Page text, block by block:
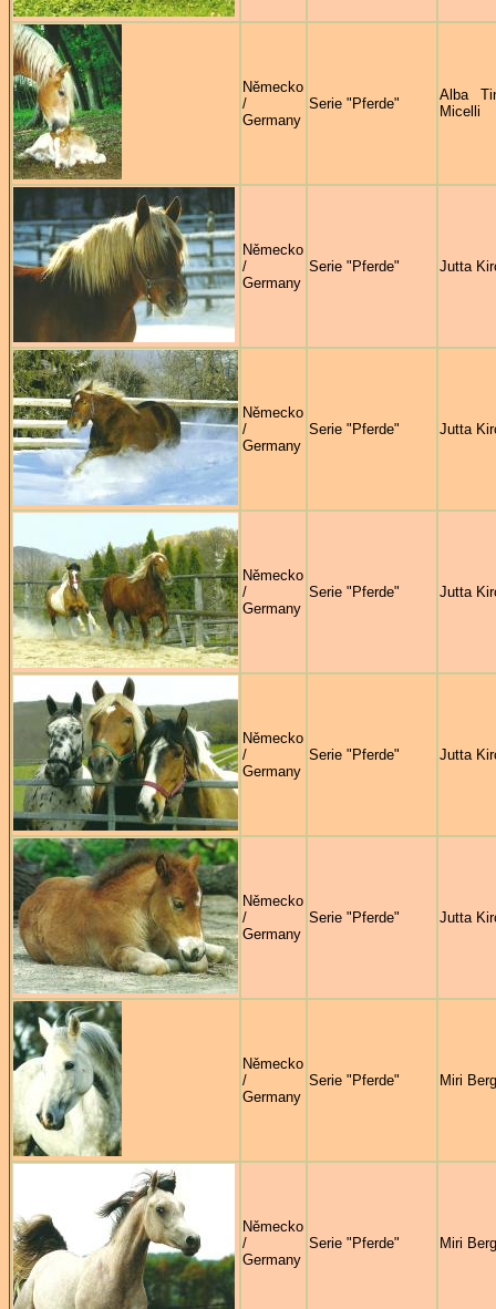
Německo
/
Germany
Serie "Pferde"
Alba
Micelli
Německo
/
Germany
Serie "Pferde" Jutta
Německo
/
Germany
Serie "Pferde" Jutta
Německo
/
Germany
Serie "Pferde" Jutta
Německo
/
Germany
Serie "Pferde" Jutta
Německo
/
Germany
Serie "Pferde" Jutta
Německo
/
Germany
Serie "Pferde" Miri
Německo
/
Germany
Serie "Pferde" Miri